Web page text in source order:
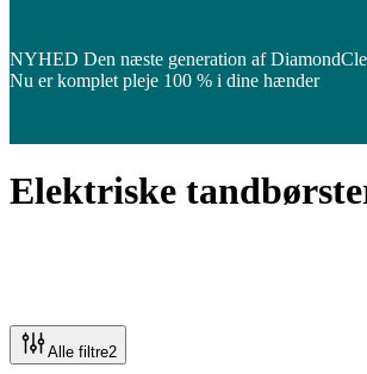
NYHED Den næste generation af
Nu er komplet pleje 100 % i dine hænder
Elektriske
Alle filtre2